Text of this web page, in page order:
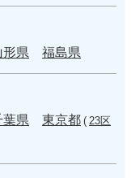
形県 福島県
葉県 東京都 ( 23区